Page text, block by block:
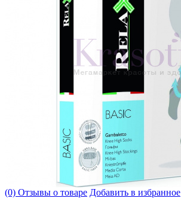
(0) Отзывы о товаре Добавить в избранное